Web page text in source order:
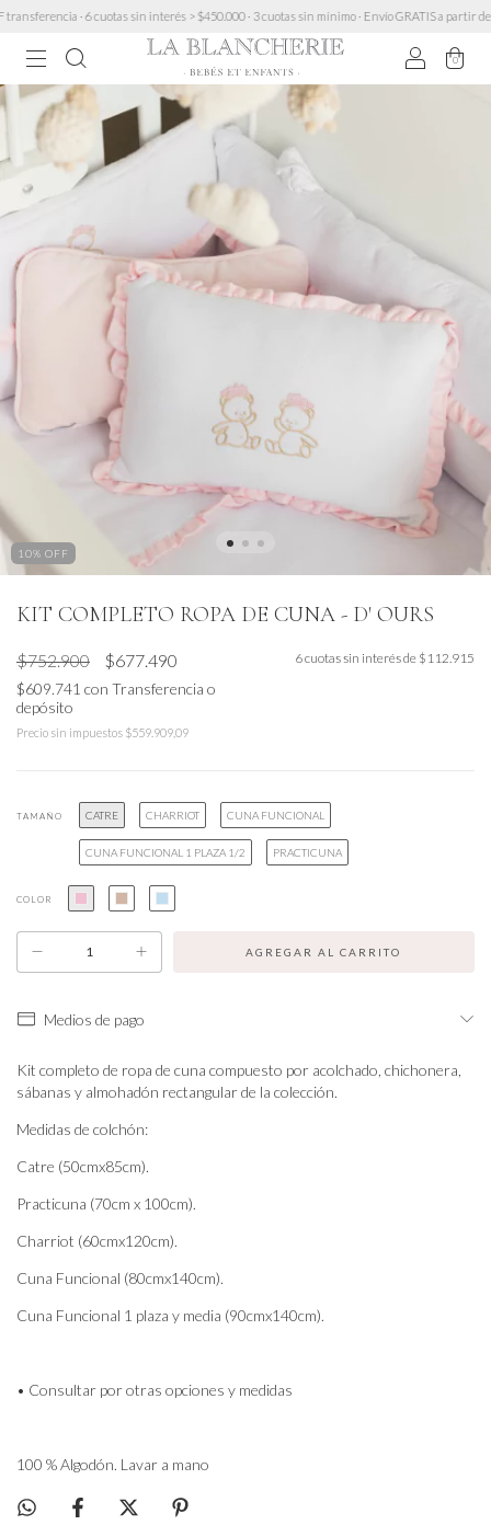
· 6 cuotas sin interés > $450.000 · 3 cuotas sin mínimo · Envío GRATIS a partir de
0
10% OFF
KIT COMPLETO ROPA DE CUNA - D' OURS
$752.900 $677.490
$609.741 con Transferencia o
depósito
Precio sin impuestos $559.909,09
6cuotas sin interés de $112.915
TAMAÑO CATRE CHARRIOT CUNA FUNCIONAL
CUNA FUNCIONAL 1 PLAZA 1/2 PRACTICUNA
COLOR
Medios de pago
Kit completo de ropa de cuna compuesto por acolchado, chichonera,
sábanas y almohadón rectangular de la colección.
Medidas de colchón:
Catre (50cmx85cm).
Practicuna (70cm x 100cm).
Charriot (60cmx120cm).
Cuna Funcional (80cmx140cm).
Cuna Funcional 1 plaza y media (90cmx140cm).
• Consultar por otras opciones y medidas
100 % Algodón. Lavar a mano